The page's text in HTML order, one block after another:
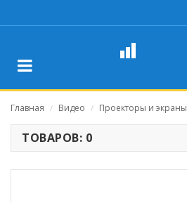
Главная / Видео / Проекторы и экраны
ТОВАРОВ: 0